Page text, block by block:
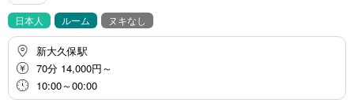
日本人 ルーム ヌキなし
新大久保駅
70分 14,000円～
10:00～00:00